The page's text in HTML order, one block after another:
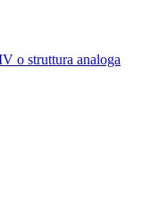
o struttura analoga